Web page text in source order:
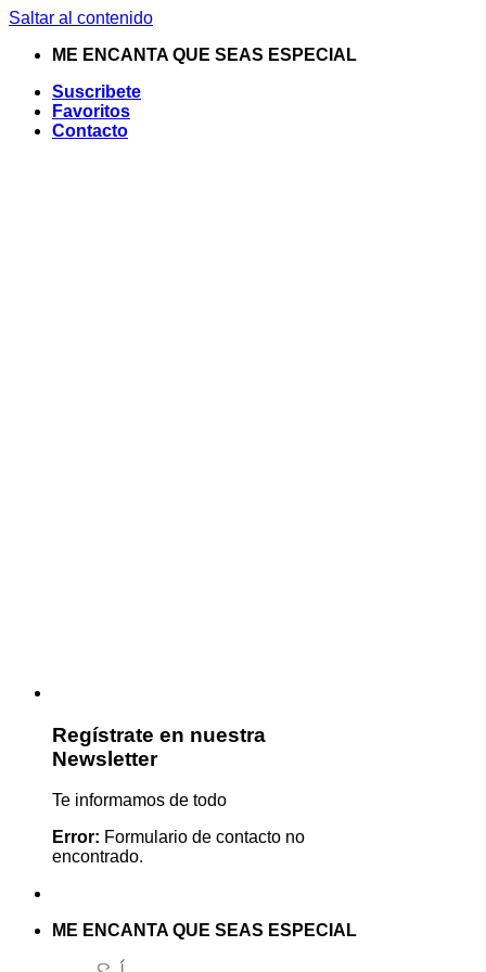
Saltar al contenido
ME ENCANTA QUE SEAS ESPECIAL
Suscribete
Favoritos
Contacto
Regístrate en nuestra
Newsletter
Te informamos de todo
Error: Formulario de contacto no
encontrado.
ME ENCANTA QUE SEAS ESPECIAL